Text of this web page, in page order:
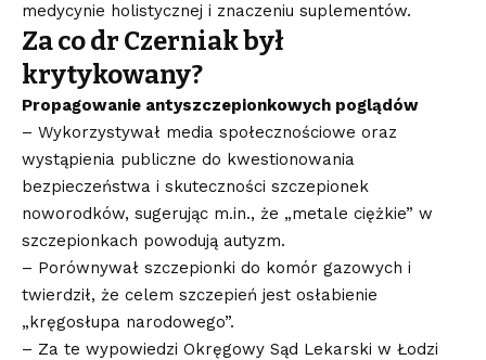
medycynie holistycznej i znaczeniu suplementów.
Za co dr Czerniak był
krytykowany?
Propagowanie antyszczepionkowych poglądów
– Wykorzystywał media społecznościowe oraz
wystąpienia publiczne do kwestionowania
bezpieczeństwa i skuteczności szczepionek
noworodków, sugerując m.in., że „metale ciężkie” w
szczepionkach powodują autyzm.
– Porównywał szczepionki do komór gazowych i
twierdził, że celem szczepień jest osłabienie
„kręgosłupa narodowego”.
– Za te wypowiedzi Okręgowy Sąd Lekarski w Łodzi